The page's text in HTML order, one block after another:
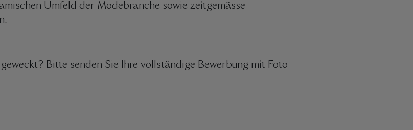
Umfeld der Modebranche sowie zeitgemässe
Bitte senden Sie Ihre vollständige Bewerbung mit Foto